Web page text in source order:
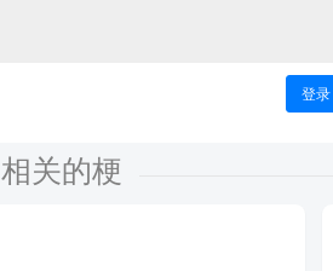
登录
相关的梗